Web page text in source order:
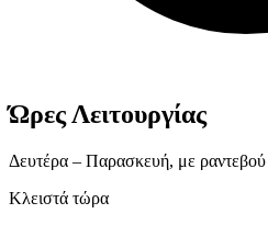
Ώρες Λειτουργίας
Δευτέρα – Παρασκευή, με ραντεβού
Κλειστά τώρα